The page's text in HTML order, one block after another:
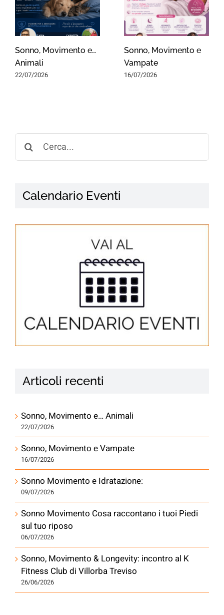
Sonno, Movimento e…
Animali
22/07/2026
Sonno, Movimento e
Vampate
16/07/2026
for:
Calendario Eventi
Articoli recenti
Sonno, Movimento e… Animali
22/07/2026
Sonno, Movimento e Vampate
16/07/2026
Sonno Movimento e Idratazione:
09/07/2026
Sonno Movimento Cosa raccontano i tuoi Piedi
sul tuo riposo
06/07/2026
Sonno, Movimento & Longevity: incontro al K
Fitness Club di Villorba Treviso
26/06/2026